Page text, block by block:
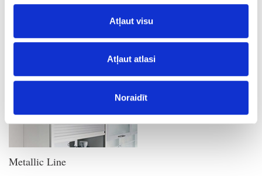
Atļaut visu
Atļaut atlasi
Noraidīt
Vetro Line
Metallic Line